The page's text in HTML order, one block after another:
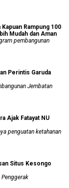
Rampung 100
Mudah dan Aman
pembangunan
Perintis Garuda
Jembatan
Ajak Fatayat NU
penguatan ketahanan
Situs Kesongo